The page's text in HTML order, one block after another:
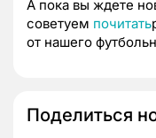
А пока вы ждете
советуем почитать
от нашего
Поделиться